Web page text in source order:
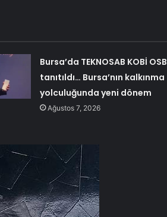
Bursa’da TEKNOSAB KOBİ OSB
tanıtıldı… Bursa’nın kalkınma
yolculuğunda yeni dönem
Ağustos 7, 2026